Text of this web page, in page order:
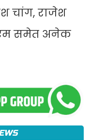
चांग, राजेश
समेत अनेक